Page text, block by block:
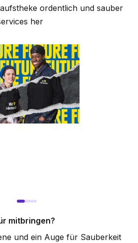
ordentlich und sauber
her
mitbringen?
und ein Auge für Sauberkeit